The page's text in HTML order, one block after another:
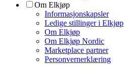
Om Elkjøp
Informasjonskapsler
Ledige stillinger i Elkjøp
Om Elkjøp
Om Elkjøp Nordic
Marketplace partner
Personvernerklæring